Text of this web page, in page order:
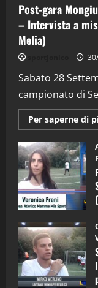
Post-gara
– Intervista a
Melia)
Sabato 28
campionato di
Per saperne di
2
3
4